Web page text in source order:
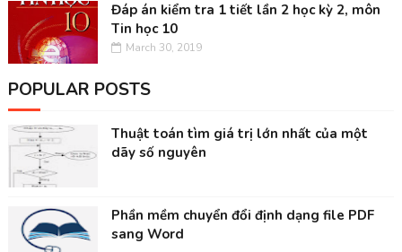
Đáp án kiểm tra 1 tiết lần 2 học kỳ 2, môn
Tin học 10
March 30, 2019
POPULAR POSTS
Thuật toán tìm giá trị lớn nhất của một
dãy số nguyên
Phần mềm chuyển đổi định dạng file PDF
sang Word